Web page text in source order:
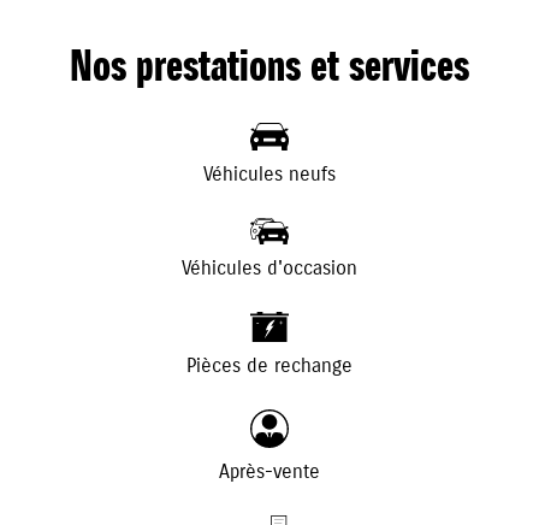
Nos prestations et services
Véhicules neufs
Véhicules d'occasion
- +
Pièces de rechange
Après-vente